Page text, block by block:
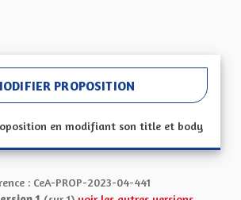
PROPOSITION
en modifiant son title et body
: CeA-PROP-2023-04-441